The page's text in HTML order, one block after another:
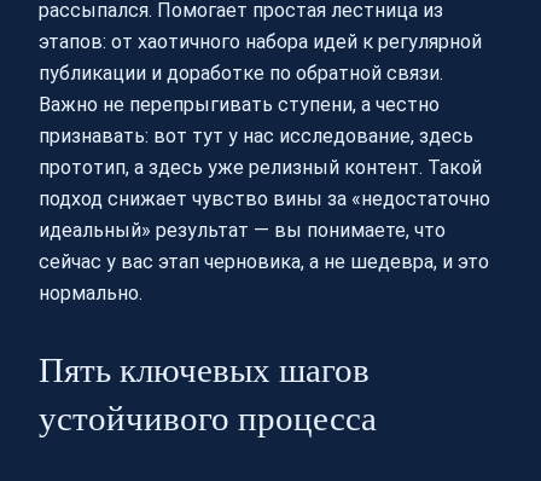
рассыпался. Помогает простая лестница из
этапов: от хаотичного набора идей к регулярной
публикации и доработке по обратной связи.
Важно не перепрыгивать ступени, а честно
признавать: вот тут у нас исследование, здесь
прототип, а здесь уже релизный контент. Такой
подход снижает чувство вины за «недостаточно
идеальный» результат — вы понимаете, что
сейчас у вас этап черновика, а не шедевра, и это
нормально.
Пять ключевых шагов
устойчивого процесса